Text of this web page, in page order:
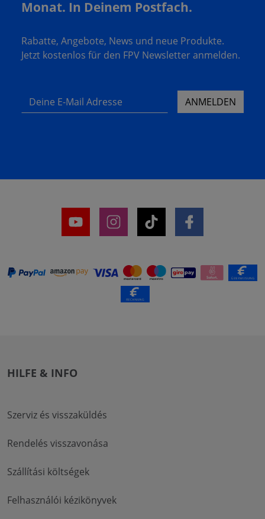
Monat. In Deinem Postfach.
Rabatte, Angebote, News und neue Produkte.
Jetzt kostenlos für den FPV Newsletter anmelden.
Deine E-Mail Adresse ANMELDEN
HILFE & INFO
Szerviz és visszaküldés
Rendelés visszavonása
Szállítási költségek
Felhasználói kézikönyvek